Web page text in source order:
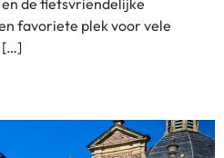
favoriete plek voor vele
[…]